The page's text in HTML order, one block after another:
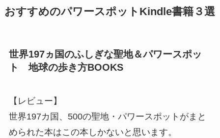
おすすめのパワースポットKindle書籍３選
世界197ヵ国のふしぎな聖地＆パワースポッ
ト 地球の歩き方BOOKS
【レビュー】
世界197カ国、500の聖地・パワースポットがまと
められた本はこの本しかないと思います。